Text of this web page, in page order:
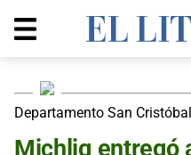
Departamento San Cristóbal
Michlig entregó